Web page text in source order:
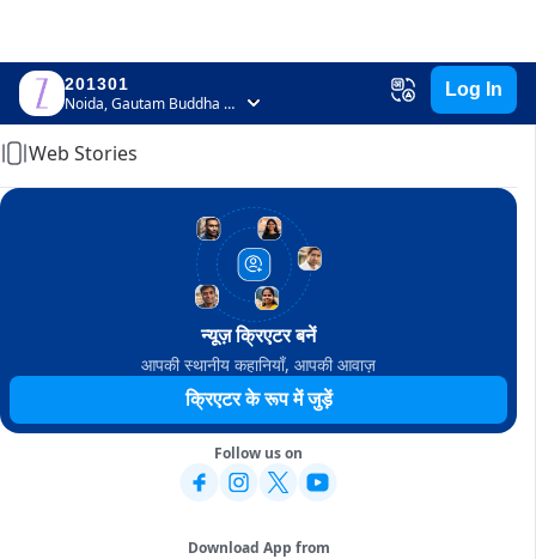
201301
Noida, Gautam Buddha Nagar, Uttar Pradesh
Log In
Home
Web Stories
न्यूज़ क्रिएटर बनें
आपकी स्थानीय कहानियाँ, आपकी आवाज़
क्रिएटर के रूप में जुड़ें
Follow us on
Download App from